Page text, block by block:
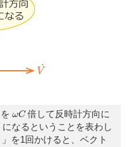
を ωC
ωC倍して反時計方向に
になるということを表わし
」を1回かけると、ベクト